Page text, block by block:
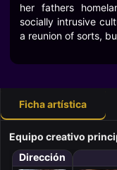
her fathers
socially intrusive
a reunion of sorts,
Ficha artística
Equipo creativo
Dirección